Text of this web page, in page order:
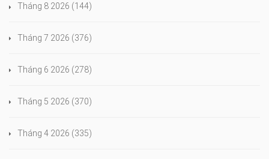
Tháng 8 2026 (144)
Tháng 7 2026 (376)
Tháng 6 2026 (278)
Tháng 5 2026 (370)
Tháng 4 2026 (335)